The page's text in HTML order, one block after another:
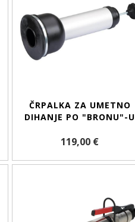
ČRPALKA ZA UMETNO
DIHANJE PO "BRONU"-U
119,00 €